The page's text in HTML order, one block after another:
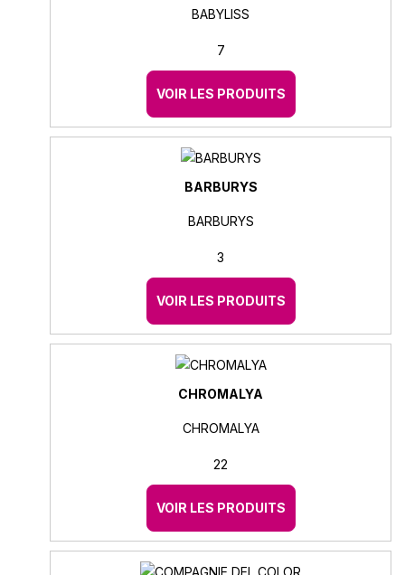
BABYLISS
7
VOIR LES PRODUITS
BARBURYS
BARBURYS
3
VOIR LES PRODUITS
CHROMALYA
CHROMALYA
22
VOIR LES PRODUITS